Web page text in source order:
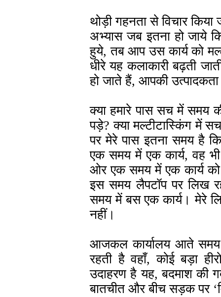
थोड़ी गहनता से विचार
अभ्यास जब इतना हो जाये
हुये, तब आप उस कार्य को
धीरे यह कलाकारी बढ़ती
हो जाते हैं, आपकी
क्या हमारे पास सच में समय
पड़े? क्या मल्टीटास्किंग में
पर मेरे पास इतना समय है
एक समय में एक कार्य, वह
ओर एक समय में एक कार्य को
इस समय लैपटॉप पर लिख
समय में बस एक कार्य। मेरे
नहीं।
आजकल कार्यालय आते समय
रहती है वहाँ, कोई बड़ा
उदाहरण है यह, बदमाश की
बातचीत और बीच सड़क पर